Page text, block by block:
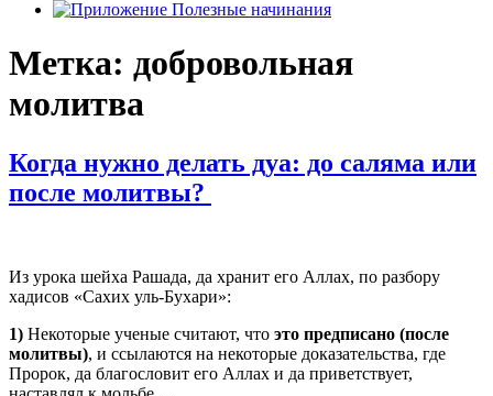
Метка: добровольная
молитва
Когда нужно делать дуа: до саляма или
после молитвы?
Из урока шейха Рашада, да хранит его Аллах, по разбору
хадисов «Сахих уль-Бухари»:
1) Некоторые ученые считают, что это предписано (после
молитвы), и ссылаются на некоторые доказательства, где
Пророк, да благословит его Аллах и да приветствует,